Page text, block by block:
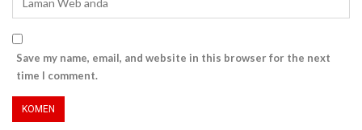
Save my name, email, and website in this browser for the next
time I comment.